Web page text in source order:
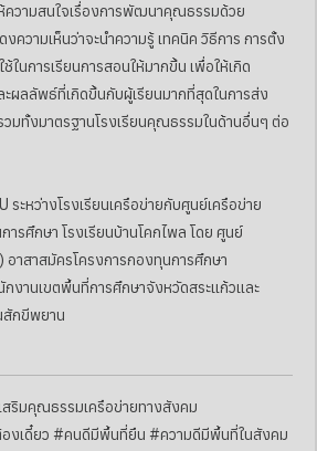
ความสนใจเรื่องการพัฒนาคุณธรรมด้วย
ความเห็นว่าจะนำความรู้ เทคนิค วิธีการ การตั้ง
ในการเรียนการสอนให้มากขึ้น เพื่อให้เกิด
ผลลัพธ์ที่เกิดขึ้นกับผู้เรียนมากที่สุดในการส่ง
ทั้งมาตรฐานโรงเรียนคุณธรรมในด้านอื่นๆ ต่อ
ระหว่างโรงเรียนเครือข่ายกับศูนย์เครือข่าย
ารศึกษา โรงเรียนบ้านโคกไพล โดย ศูนย์
าสาสมัครโครงการกองทุนการศึกษา
งานเขตพื้นที่การศึกษาจังหวัดสระแก้วและ
สักขีพยาน
สริมคุณธรรมเครือข่ายทางสังคม
งเดี๋ยว #คนดีมีพื้นที่ยืน #ความดีมีพื้นที่ในสังคม